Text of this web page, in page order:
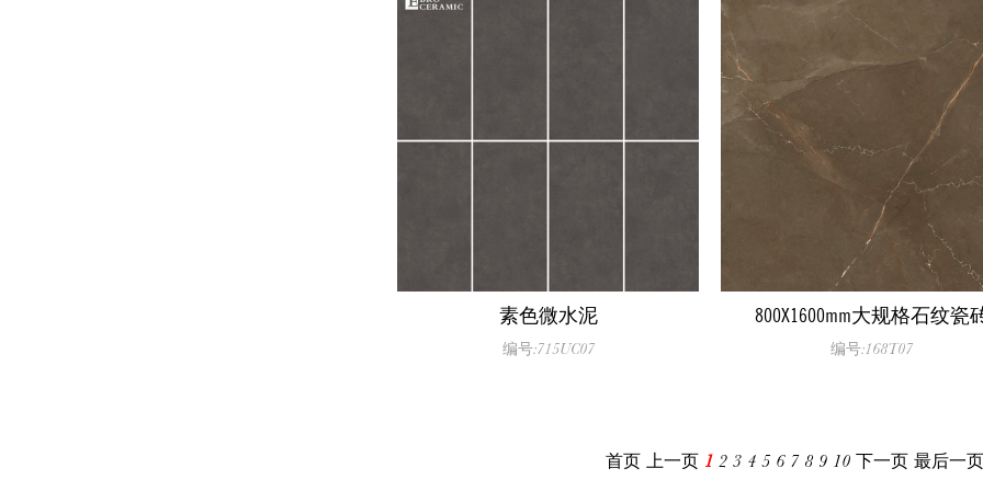
素色微水泥
编号:715UC07
800X1600mm大规格石纹瓷
编号:168T07
首页 上一页 1 2 3 4 5 6 7 8 9 10 下一页 最后一页